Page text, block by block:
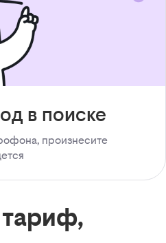
в поиске
произнесите